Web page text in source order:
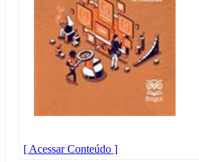
[ Acessar Conteúdo ]